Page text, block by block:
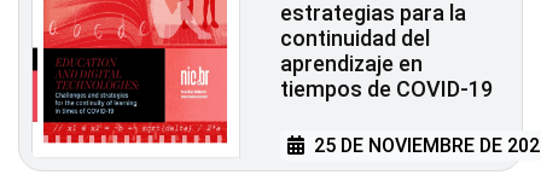
estrategias para la
continuidad del
aprendizaje en
tiempos de COVID-19
25 DE NOVIEMBRE DE